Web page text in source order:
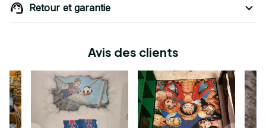
Retour et garantie
Avis des clients